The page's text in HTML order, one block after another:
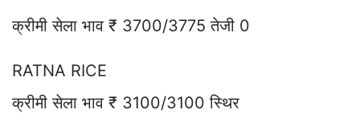
क्रीमी सेला भाव ₹ 3700/3775 तेजी 0
RATNA RICE
क्रीमी सेला भाव ₹ 3100/3100 स्थिर